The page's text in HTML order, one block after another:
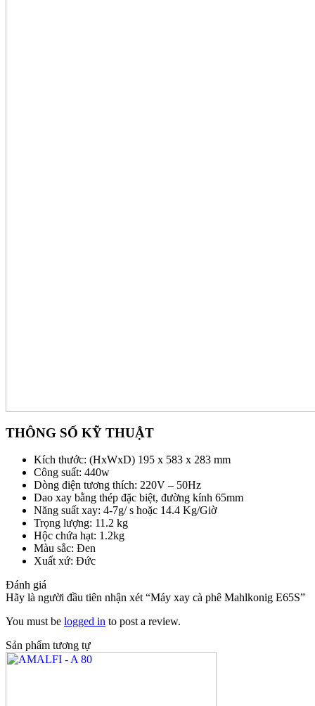
THÔNG SỐ KỸ THUẬT
Kích thước: (HxWxD) 195 x 583 x 283 mm
Công suất: 440w
Dòng điện tương thích: 220V – 50Hz
Dao xay bằng thép đặc biệt, đường kính 65mm
Năng suất xay: 4-7g/ s hoặc 14.4 Kg/Giờ
Trọng lượng: 11.2 kg
Hộc chứa hạt: 1.2kg
Màu sắc: Đen
Xuất xứ: Đức
Đánh giá
Hãy là người đầu tiên nhận xét “Máy xay cà phê Mahlkonig E65S”
You must be logged in to post a review.
Sản phẩm tương tự